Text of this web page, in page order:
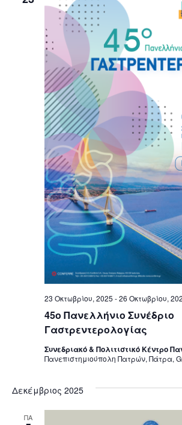
45ο Πανελλήνιο Συνέδριο
Γαστρεντερολογίας
23 Οκτωβρίου, 2025 -26 Οκτωβρίου,
Συνεδριακό & Πολιτιστικό Κέντρο
Πανεπιστημιούπολη Πατρών, Πάτρα,
Δεκέμβριος 2025
ΠΑ